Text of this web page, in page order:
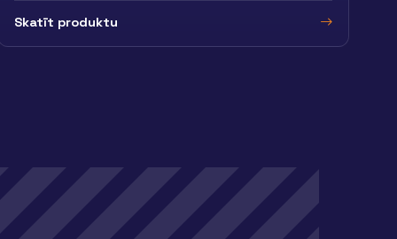
Skatīt produktu